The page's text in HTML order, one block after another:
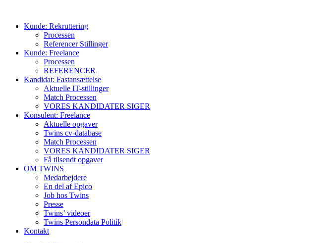
Kunde: Rekruttering
Processen
Referencer Stillinger
Kunde: Freelance
Processen
REFERENCER
Kandidat: Fastansættelse
Aktuelle IT-stillinger
Match Processen
VORES KANDIDATER SIGER
Konsulent: Freelance
Aktuelle opgaver
Twins cv-database
Match Processen
VORES KANDIDATER SIGER
Få tilsendt opgaver
OM TWINS
Medarbejdere
En del af Epico
Job hos Twins
Presse
Twins’ videoer
Twins Persondata Politik
Kontakt